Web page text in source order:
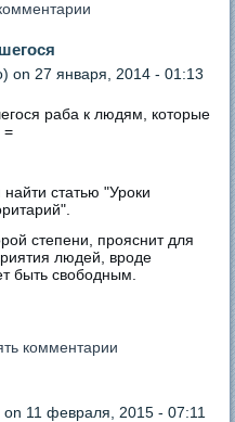
on 27 января, 2014 - 01:13
раба к людям, которые
=
найти статью "Уроки
степени, прояснит для
людей, вроде
быть свободным.
комментарии
on 11 февраля, 2015 - 07:11